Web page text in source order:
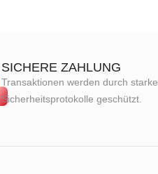
SICHERE ZAHLUNG
Transaktionen werden durch starke
Sicherheitsprotokolle geschützt.